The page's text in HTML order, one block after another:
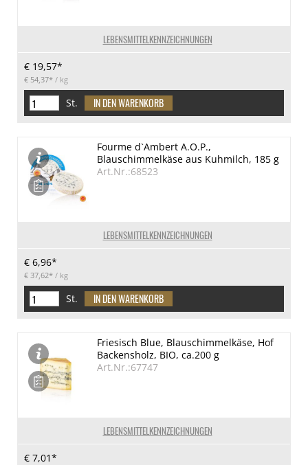
LEBENSMITTELKENNZEICHNUNGEN
€ 19,57*
€ 54,37* / kg
St.
LEBENSMITTELKENNZEICHNUNGEN
Fourme d`Ambert A.O.P.,
Blauschimmelkäse aus Kuhmilch, 185 g
Art.Nr.:68523
€ 6,96*
€ 37,62* / kg
St.
LEBENSMITTELKENNZEICHNUNGEN
Friesisch Blue, Blauschimmelkäse, Hof
Backensholz, BIO, ca.200 g
Art.Nr.:67747
€ 7,01*